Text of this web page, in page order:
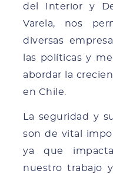
del Interior y
Varela, nos
diversas
las políticas y
abordar la
en Chile.
La seguridad y
son de vital
ya que
nuestro trabajo